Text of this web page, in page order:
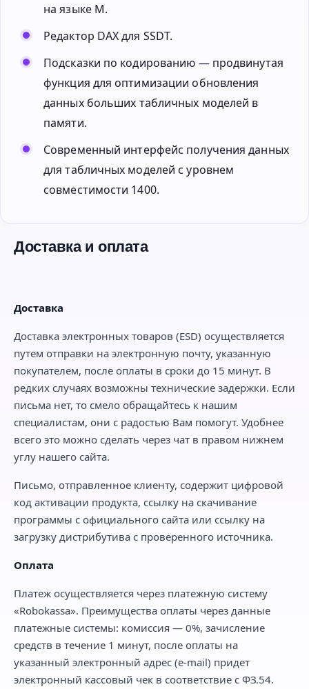
на языке M.
Редактор DAX для SSDT.
Подсказки по кодированию — продвинутая
функция для оптимизации обновления
данных больших табличных моделей в
памяти.
Современный интерфейс получения данных
для табличных моделей с уровнем
совместимости 1400.
Доставка и оплата
Доставка
Доставка электронных товаров (ESD) осуществляется
путем отправки на электронную почту, указанную
покупателем, после оплаты в сроки до 15 минут. В
редких случаях возможны технические задержки. Если
письма нет, то смело обращайтесь к нашим
специалистам, они с радостью Вам помогут. Удобнее
всего это можно сделать через чат в правом нижнем
углу нашего сайта.
Письмо, отправленное клиенту, содержит цифровой
код активации продукта, ссылку на скачивание
программы с официального сайта или ссылку на
загрузку дистрибутива с проверенного источника.
Оплата
Платеж осуществляется через платежную систему
«Robokassa». Преимущества оплаты через данные
платежные системы: комиссия — 0%, зачисление
средств в течение 1 минут, после оплаты на
указанный электронный адрес (e-mail) придет
электронный кассовый чек в соответствие с ФЗ.54.